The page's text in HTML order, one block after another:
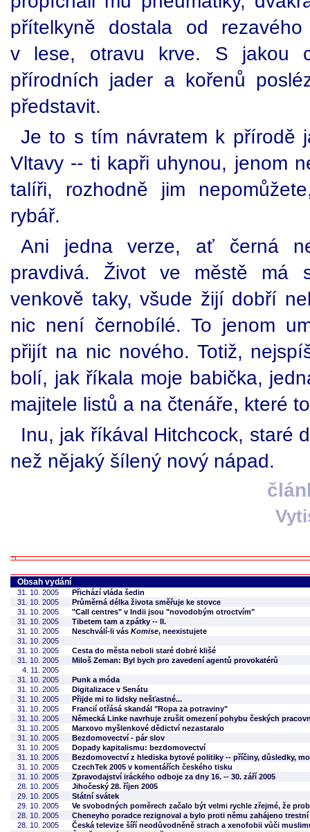
přítelkyně dostala od
v lese, otravu krve. S jakou
přírodních jader a kořenů
představit.
Je to s tím návratem k přírodě
Vltavy -- ti kapři uhynou, jenom
talíři, rozhodně jim
rybář.
Ani jedna verze, ať černá
pravdivá. Život ve městě má
venkově taky, všude žijí dobří
nic není černobílé. To jenom
přijít na nic nového. Totiž,
bolí, jak říkala moje babička,
majitele listů a na čtenáře, které
Inu, jak říkával Hitchcock, staré
než nějaký šílený nový nápad.
Obsah vydání
31. 10. 2005
Přichází vláda šedin
31. 10. 2005
Průměrná délka života směřuje ke stovce
31. 10. 2005
"Call centres" v Indii jsou "novodobým otroctvím"
31. 10. 2005
Tibetem tam a zpátky -- II.
31. 10. 2005
Neschválí-li vás Komise, neexistujete
31. 10. 2005
31. 10. 2005
Cesta do města neboli staré dobré klišé
31. 10. 2005
Miloš Zeman: Byl bych pro zavedení agentů provokatérů
4. 11. 2005
31. 10. 2005
Punk a móda
31. 10. 2005
Digitalizace v Senátu
31. 10. 2005
Přijde mi to lidsky nešťastné...
31. 10. 2005
Francií otřásá skandál "Ropa za potraviny"
31. 10. 2005
Německá Linke navrhuje zrušit omezení pohybu českých
31. 10. 2005
Marxovo myšlenkové dědictví nezastaralo
31. 10. 2005
Bezdomovectví - pár slov
31. 10. 2005
Dopady kapitalismu: bezdomovectví
31. 10. 2005
Bezdomovectví z hlediska bytové politiky -- příčiny, důsledky,
31. 10. 2005
CzechTek 2005 v komentářích českého tisku
31. 10. 2005
Zpravodajství iráckého odboje za dny 16. -- 30. září 2005
28. 10. 2005
Jihočeský 28. říjen 2005
29. 10. 2005
Státní svátek
29. 10. 2005
Ve svobodných poměrech začalo být velmi rychle zřejmé, že
28. 10. 2005
Cheneyho poradce rezignoval a bylo proti němu zahájeno
28. 10. 2005
Česká televize šíří neodůvodněně strach a xenofobii vůči